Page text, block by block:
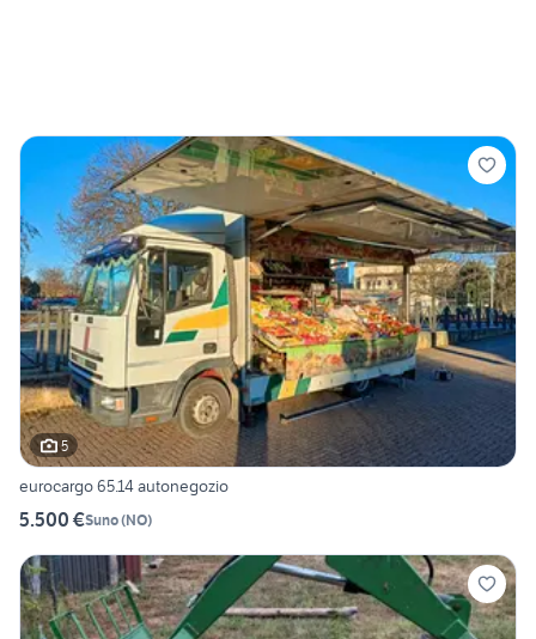
5
eurocargo 65.14 autonegozio
5.500 €Suno(NO)